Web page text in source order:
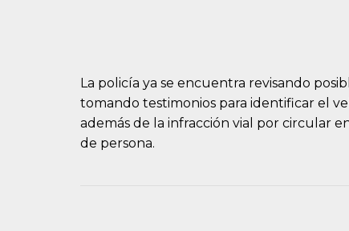
La policía ya se encuentra revisando
tomando testimonios para identificar el
además de la infracción vial por circular
de persona.